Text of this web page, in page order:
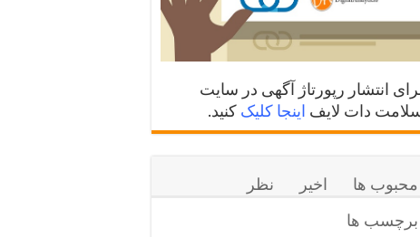
انتشار رپورتاژ آگهی در سایت
دات لایف اینجا کلیک کنید.
محبوب ها اخیر
نظر
برچسب ها